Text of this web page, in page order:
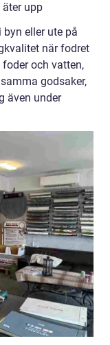
upp
eller ute på
när fodret
och vatten,
godsaker,
även under